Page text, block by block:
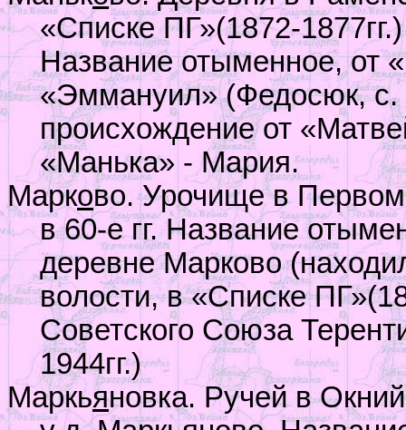
«Списке ПГ»(1872-
Название отыменное, от
«Эммануил» (Федосюк, с.
происхождение от
«Манька» - Мария.
Марково. Урочище в
в 60-е гг. Название
деревне Марково
волости, в «Списке
Советского Союза
1944гг.)
Маркьяновка. Ручей в